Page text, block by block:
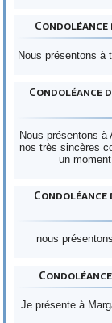
Condoléance
Nous présentons à
Condoléance
Nous présentons
nos très sincères
un
Condoléance
nous
Condoléance
Je présente à